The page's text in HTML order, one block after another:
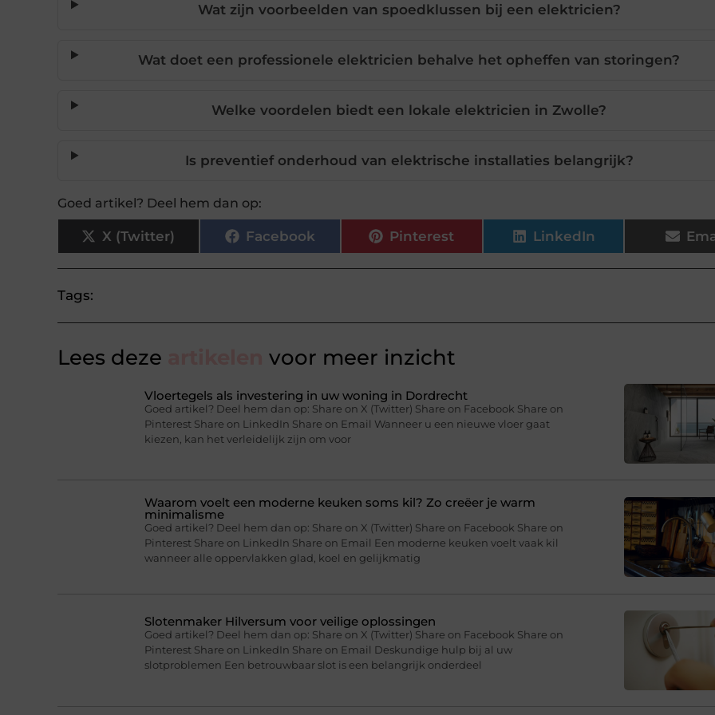
Wat zijn voorbeelden van spoedklussen bij een elektricien?
Wat doet een professionele elektricien behalve het opheffen van storingen?
Welke voordelen biedt een lokale elektricien in Zwolle?
Is preventief onderhoud van elektrische installaties belangrijk?
Goed artikel? Deel hem dan op:
X (Twitter) Facebook Pinterest LinkedIn
Tags:
Lees deze voor meer inzicht
Vloertegels als investering in uw woning in Dordrecht
Goed artikel? Deel hem dan op: Share on X (Twitter) Share on Facebook Share on
Pinterest Share on LinkedIn Share on Email Wanneer u een nieuwe vloer gaat
kiezen, kan het verleidelijk zijn om voor
Waarom voelt een moderne keuken soms kil? Zo creëer je warm
minimalisme
Goed artikel? Deel hem dan op: Share on X (Twitter) Share on Facebook Share on
Pinterest Share on LinkedIn Share on Email Een moderne keuken voelt vaak kil
wanneer alle oppervlakken glad, koel en gelijkmatig
Slotenmaker Hilversum voor veilige oplossingen
Goed artikel? Deel hem dan op: Share on X (Twitter) Share on Facebook Share on
Pinterest Share on LinkedIn Share on Email Deskundige hulp bij al uw
slotproblemen Een betrouwbaar slot is een belangrijk onderdeel